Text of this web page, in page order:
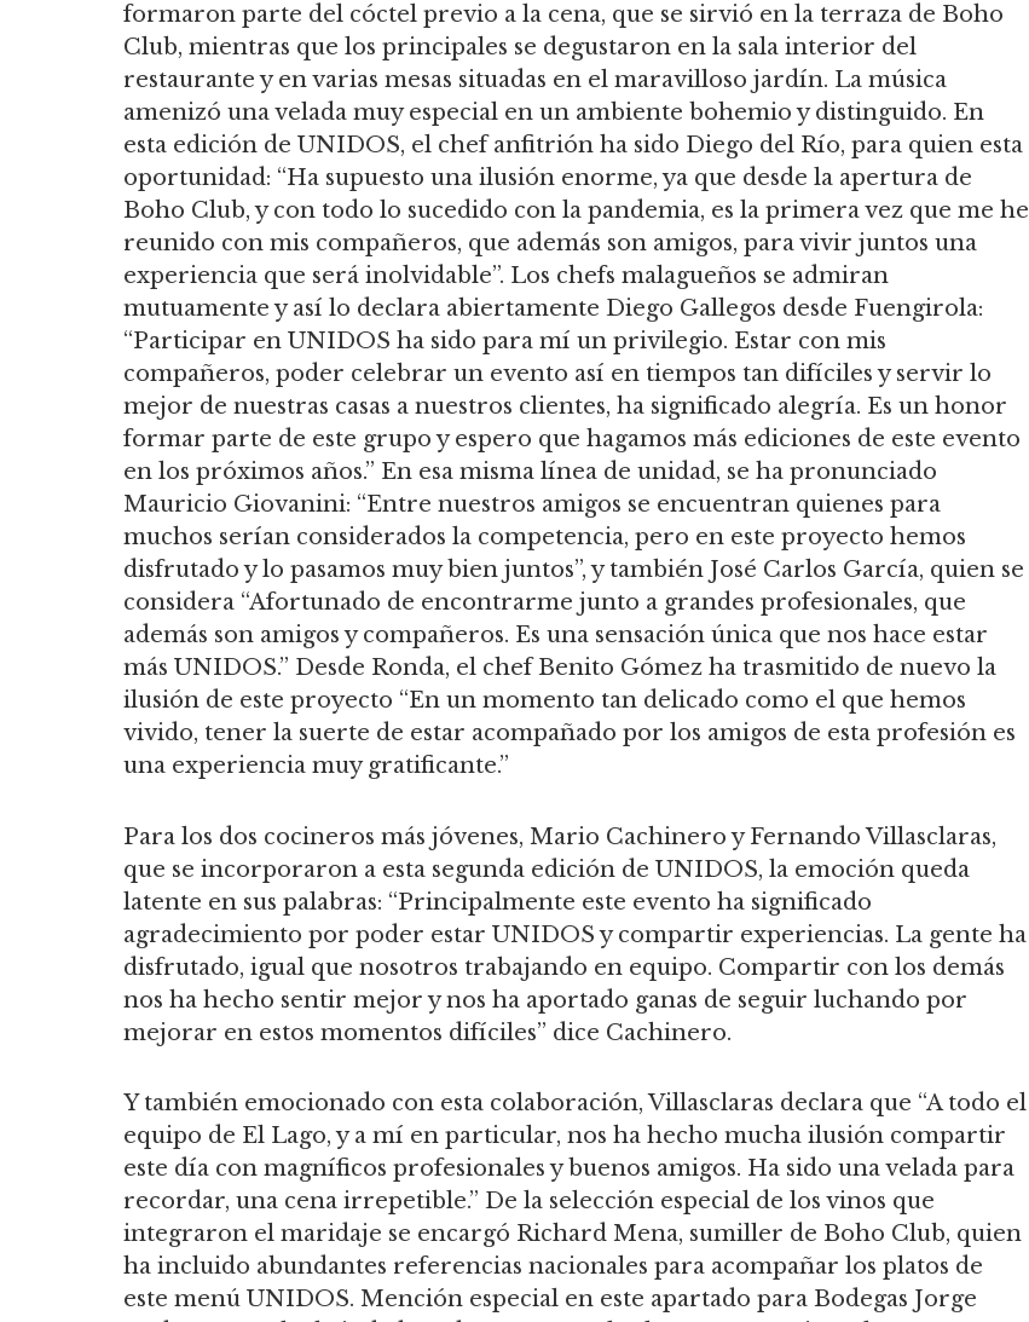
formaron parte del cóctel previo a la cena, que se sirvió en la terraza de Boho
Club, mientras que los principales se degustaron en la sala interior del
restaurante y en varias mesas situadas en el maravilloso jardín. La música
amenizó una velada muy especial en un ambiente bohemio y distinguido. En
esta edición de UNIDOS, el chef anfitrión ha sido Diego del Río, para quien esta
oportunidad: “Ha supuesto una ilusión enorme, ya que desde la apertura de
Boho Club, y con todo lo sucedido con la pandemia, es la primera vez que me he
reunido con mis compañeros, que además son amigos, para vivir juntos una
experiencia que será inolvidable”. Los chefs malagueños se admiran
mutuamente y así lo declara abiertamente Diego Gallegos desde Fuengirola:
“Participar en UNIDOS ha sido para mí un privilegio. Estar con mis
compañeros, poder celebrar un evento así en tiempos tan difíciles y servir lo
mejor de nuestras casas a nuestros clientes, ha significado alegría. Es un honor
formar parte de este grupo y espero que hagamos más ediciones de este evento
en los próximos años.” En esa misma línea de unidad, se ha pronunciado
Mauricio Giovanini: “Entre nuestros amigos se encuentran quienes para
muchos serían considerados la competencia, pero en este proyecto hemos
disfrutado y lo pasamos muy bien juntos”, y también José Carlos García, quien se
considera “Afortunado de encontrarme junto a grandes profesionales, que
además son amigos y compañeros. Es una sensación única que nos hace estar
más UNIDOS.” Desde Ronda, el chef Benito Gómez ha trasmitido de nuevo la
ilusión de este proyecto “En un momento tan delicado como el que hemos
vivido, tener la suerte de estar acompañado por los amigos de esta profesión es
una experiencia muy gratificante.”
Para los dos cocineros más jóvenes, Mario Cachinero y Fernando Villasclaras,
que se incorporaron a esta segunda edición de UNIDOS, la emoción queda
latente en sus palabras: “Principalmente este evento ha significado
agradecimiento por poder estar UNIDOS y compartir experiencias. La gente ha
disfrutado, igual que nosotros trabajando en equipo. Compartir con los demás
nos ha hecho sentir mejor y nos ha aportado ganas de seguir luchando por
mejorar en estos momentos difíciles” dice Cachinero.
Y también emocionado con esta colaboración, Villasclaras declara que “A todo el
equipo de El Lago, y a mí en particular, nos ha hecho mucha ilusión compartir
este día con magníficos profesionales y buenos amigos. Ha sido una velada para
recordar, una cena irrepetible.” De la selección especial de los vinos que
integraron el maridaje se encargó Richard Mena, sumiller de Boho Club, quien
ha incluido abundantes referencias nacionales para acompañar los platos de
este menú UNIDOS. Mención especial en este apartado para Bodegas Jorge